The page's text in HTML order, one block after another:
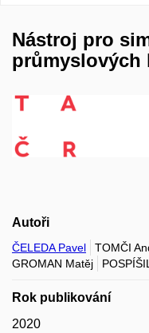
Nástroj pro
průmyslových
Autoři
ČELEDA Pavel TOMČI
GROMAN Matěj
Rok publikování
2020